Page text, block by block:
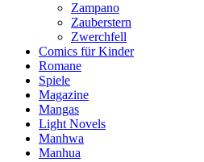
Zampano
Zauberstern
Zwerchfell
Comics für Kinder
Romane
Spiele
Magazine
Mangas
Light Novels
Manhwa
Manhua